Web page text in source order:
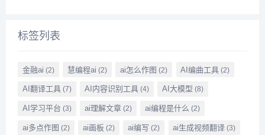
标签列表
金融ai (2) 慧编程ai (2) ai怎么作图 (2) AI编曲工具 (2)
AI翻译工具(7) AI内容识别工具(4) AI大模型 (8)
AI学习平台 (3) ai理解文章(2) ai编程是什么 (2)
ai多点作图 (2) ai画板 (2) ai编写 (2) ai生成视频翻译 (3)